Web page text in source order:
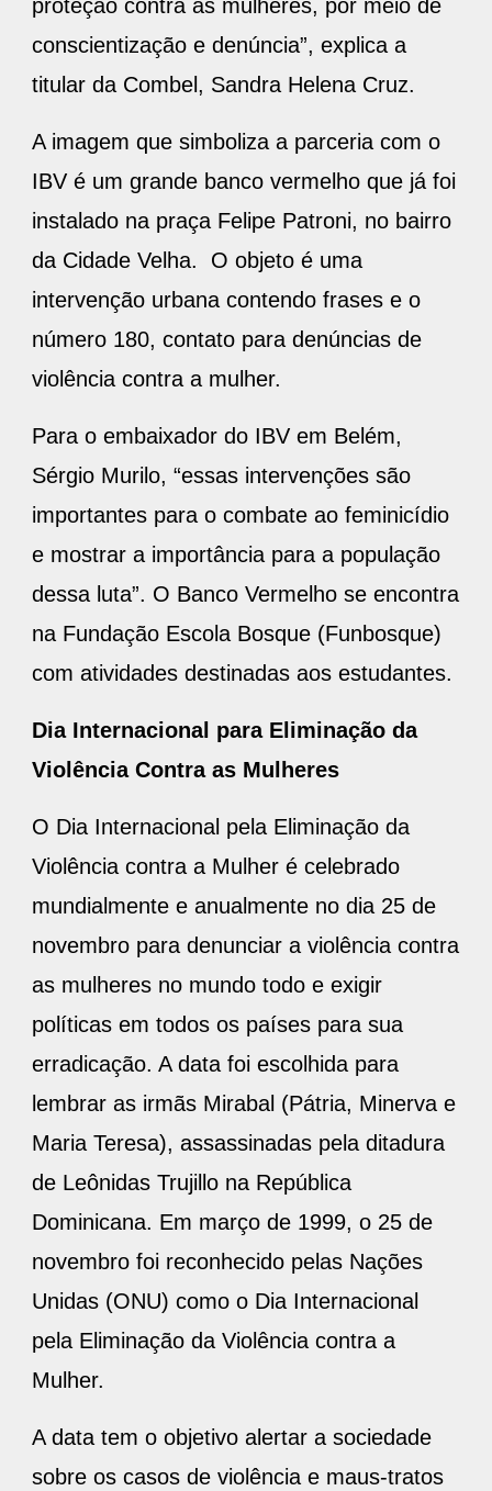
proteção contra as mulheres, por meio de
conscientização e denúncia”, explica a
titular da Combel, Sandra Helena Cruz.
A imagem que simboliza a parceria com o
IBV é um grande banco vermelho que já foi
instalado na praça Felipe Patroni, no bairro
da Cidade Velha. O objeto é uma
intervenção urbana contendo frases e o
número 180, contato para denúncias de
violência contra a mulher.
Para o embaixador do IBV em Belém,
Sérgio Murilo, “essas intervenções são
importantes para o combate ao feminicídio
e mostrar a importância para a população
dessa luta”. O Banco Vermelho se encontra
na Fundação Escola Bosque (Funbosque)
com atividades destinadas aos estudantes.
Dia Internacional para Eliminação da
Violência Contra as Mulheres
O Dia Internacional pela Eliminação da
Violência contra a Mulher é celebrado
mundialmente e anualmente no dia 25 de
novembro para denunciar a violência contra
as mulheres no mundo todo e exigir
políticas em todos os países para sua
erradicação. A data foi escolhida para
lembrar as irmãs Mirabal (Pátria, Minerva e
Maria Teresa), assassinadas pela ditadura
de Leônidas Trujillo na República
Dominicana. Em março de 1999, o 25 de
novembro foi reconhecido pelas Nações
Unidas (ONU) como o Dia Internacional
pela Eliminação da Violência contra a
Mulher.
A data tem o objetivo alertar a sociedade
sobre os casos de violência e maus-tratos